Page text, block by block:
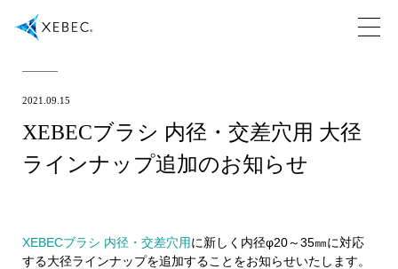
2021.09.15
XEBECブラシ 内径・交差穴用 大径
ラインナップ追加のお知らせ
XEBECブラシ 内径・交差穴用に新しく内径φ20～35㎜に対応
する大径ラインナップを追加することをお知らせいたします。